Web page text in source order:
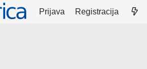
Prijava Registracija